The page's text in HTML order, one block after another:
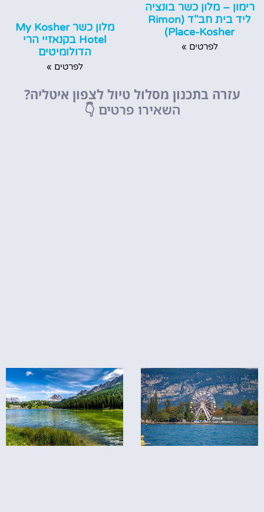
רימון – מלון כשר בונציה
ליד בית חב"ד (Rimon
Place-Kosher)
לפרטים »
מלון כשר My Kosher
Hotel בקנאזיי הרי
הדולומיטים
לפרטים »
עזרה בתכנון מסלול טיול לצפון איטליה?
השאירו פרטים 👇